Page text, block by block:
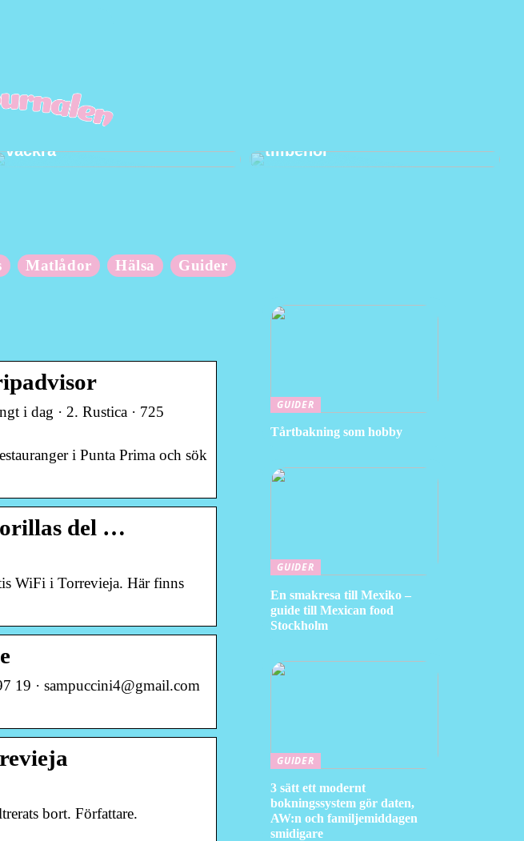
vackra
tillbehör
Matlådor Hälsa Guider
i dag · 2. Rustica · 725
i Punta Prima och sök
orillas del …
WiFi i Torrevieja. Här finns
19 · sampuccini4@gmail.com
bort. Författare.
GUIDER
Tårtbakning som hobby
GUIDER
En smakresa till Mexiko –
guide till Mexican food
Stockholm
GUIDER
3 sätt ett modernt
bokningssystem gör daten,
AW:n och familjemiddagen
smidigare